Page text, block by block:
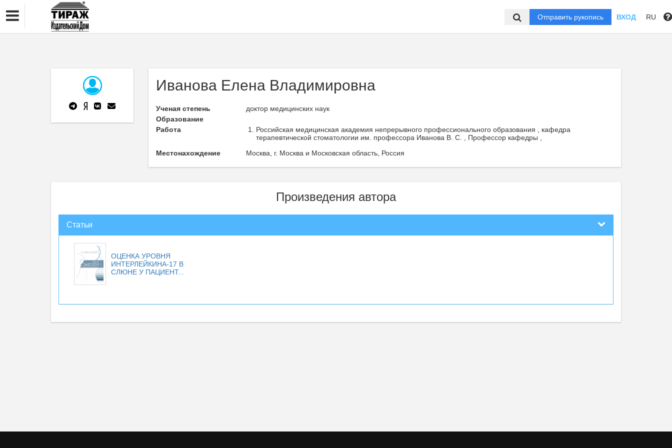
Отправить рукопись ВХОД RU
Иванова Елена Владимировна
Ученая степень
доктор медицинских наук
Образование
Работа
Российская медицинская академия непрерывного профессионального образования , кафедра
терапевтической стоматологии им. профессора Иванова В. С. , Профессор кафедры ,
Местонахождение
Москва, г. Москва и Московская область, Россия
Произведения автора
Статьи
ОЦЕНКА УРОВНЯ
ИНТЕРЛЕЙКИНА-17 В
СЛЮНЕ У ПАЦИЕНТ...